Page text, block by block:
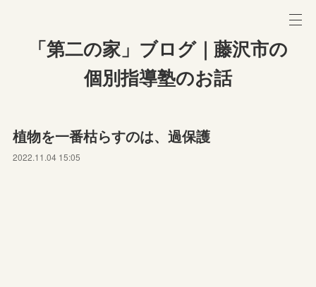
「第二の家」ブログ｜藤沢市の
個別指導塾のお話
植物を一番枯らすのは、過保護
2022.11.04 15:05